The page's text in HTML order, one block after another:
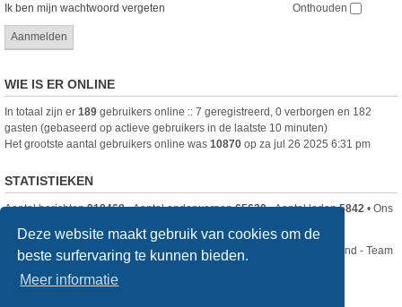
Deze website maakt gebruik van cookies om de
beste surfervaring te kunnen bieden.
Meer informatie
Ik ben mijn wachtwoord vergeten Onthouden
WIE IS ER ONLINE
In totaal zijn er 189 gebruikers online :: 7 geregistreerd, 0 verborgen en 182
gasten (gebaseerd op actieve gebruikers in de laatste 10 minuten)
Het grootste aantal gebruikers online was 10870 op za jul 26 2025 6:31 pm
STATISTIEKEN
Aantal berichten918468• Aantal onderwerpen65630• Aantal leden5842 • Ons
Nikon Club Nederland - Team
Forum